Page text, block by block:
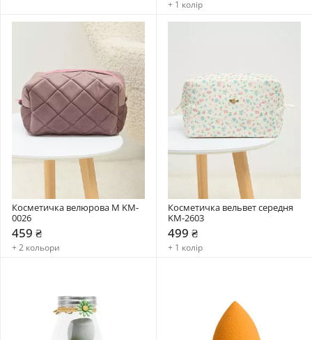
+ 1 колір
Косметичка велюрова М KM-
0026
459 ₴
+ 2 кольори
Косметичка вельвет середня
KM-2603
499 ₴
+ 1 колір